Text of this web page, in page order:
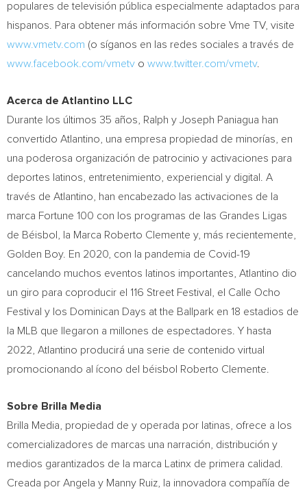
populares de televisión pública especialmente adaptados para
hispanos. Para obtener más información sobre Vme TV, visite
www.vmetv.com (o síganos en las redes sociales a través de
www.facebook.com/vmetv o www.twitter.com/vmetv.
Acerca de Atlantino LLC
Durante los últimos 35 años, Ralph y Joseph Paniagua han
convertido Atlantino, una empresa propiedad de minorías, en
una poderosa organización de patrocinio y activaciones para
deportes latinos, entretenimiento, experiencial y digital. A
través de Atlantino, han encabezado las activaciones de la
marca Fortune 100 con los programas de las Grandes Ligas
de Béisbol, la Marca Roberto Clemente y, más recientemente,
Golden Boy. En 2020, con la pandemia de Covid-19
cancelando muchos eventos latinos importantes, Atlantino dio
un giro para coproducir el 116 Street Festival, el Calle Ocho
Festival y los Dominican Days at the Ballpark en 18 estadios de
la MLB que llegaron a millones de espectadores. Y hasta
2022, Atlantino producirá una serie de contenido virtual
promocionando al ícono del béisbol
Roberto Clemente
Sobre Brilla Media
Brilla Media, propiedad de y operada por latinas, ofrece a los
comercializadores de marcas una narración, distribución y
medios garantizados de la marca Latinx de primera calidad.
Creada por Angela y Manny Ruiz , la innovadora compañía de